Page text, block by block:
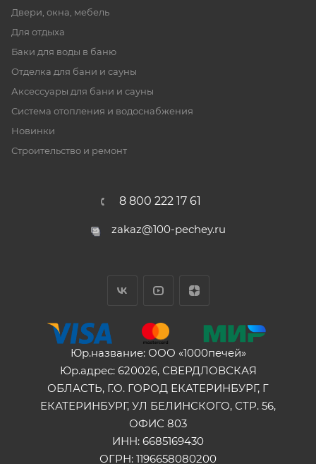
Двери, окна, мебель
Для отдыха
Баки для воды в баню
Отделка для бани и сауны
Аксессуары для бани и сауны
Система отопления и водоснабжения
Новинки
Строительство и ремонт
8 800 222 17 61
zakaz@100-pechey.ru
Юр.название: ООО «1000печей»
Юр.адрес: 620026, СВЕРДЛОВСКАЯ
ОБЛАСТЬ, Г.О. ГОРОД ЕКАТЕРИНБУРГ, Г
ЕКАТЕРИНБУРГ, УЛ БЕЛИНСКОГО, СТР. 56,
ОФИС 803
ИНН: 6685169430
ОГРН: 1196658080200